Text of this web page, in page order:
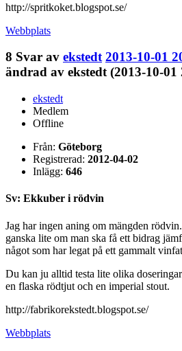
http://spritkoket.blogspot.se/
Webbplats
8 Svar av ekstedt 2013-10-01
ändrad av ekstedt (2013-10-01
ekstedt
Medlem
Offline
Från: Göteborg
Registrerad: 2012-04-02
Inlägg: 646
Sv: Ekkuber i rödvin
Jag har ingen aning om mängden
ganska lite om man ska få ett bidrag
något som har legat på ett gammalt
Du kan ju alltid testa lite olika
en flaska rödtjut och en imperial stout.
http://fabrikorekstedt.blogspot.se/
Webbplats